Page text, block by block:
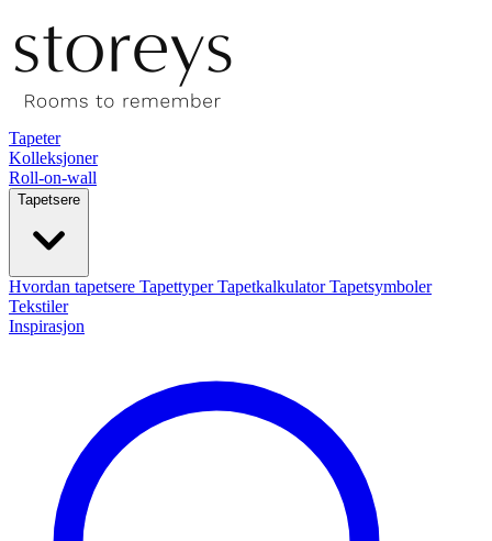
Tapeter
Kolleksjoner
Roll-on-wall
Tapetsere
Hvordan tapetsere TapettyperTapetkalkulatorTapetsymboler
Tekstiler
Inspirasjon